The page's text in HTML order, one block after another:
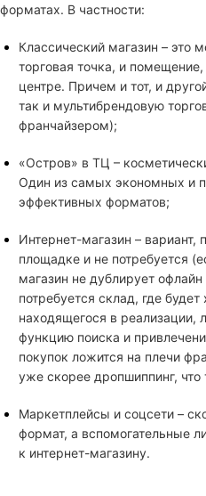
форматах. В частности:
Классический магазин – это
торговая точка, и
центре. Причем и тот, и
так и мультибрендовую
франчайзером);
«Остров» в ТЦ –
Один из самых экономных и
эффективных форматов;
Интернет-магазин – вариант,
площадке и не потребуется
магазин не дублирует
потребуется склад, где
находящегося в реализации,
функцию поиска и
покупок ложится на плечи
уже скорее дропшиппинг,
Маркетплейсы и соцсети –
формат, а вспомогательные
к интернет-магазину.